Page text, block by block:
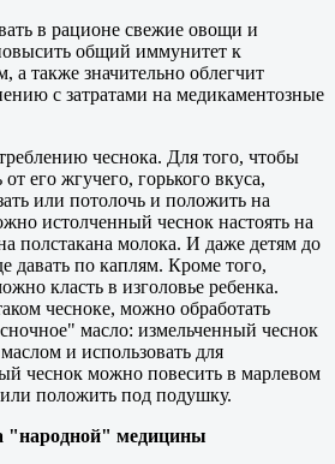
в рационе свежие овощи и
общий иммунитет к
а также значительно облегчит
с затратами на медикаментозные
чеснока. Для того, чтобы
его жгучего, горького вкуса,
или потолочь и положить на
истолченный чеснок настоять на
полстакана молока. И даже детям до
давать по каплям. Кроме того,
класть в изголовье ребенка.
чесноке, можно обработать
масло: измельченный чеснок
и использовать для
чеснок можно повесить в марлевом
положить под подушку.
"народной" медицины